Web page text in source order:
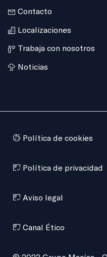
Contacto
Localizaciones
Trabaja con nosotros
Noticias
Política de cookies
Política de privacidad
Aviso legal
Canal Ético